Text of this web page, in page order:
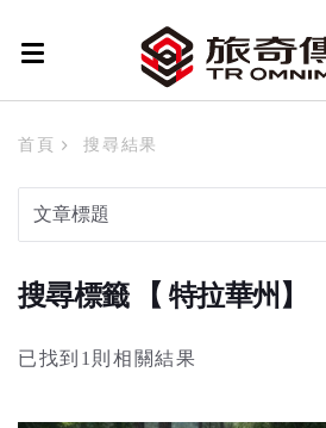
首頁 搜尋結果
搜尋標籤 【 特拉華州】
已找到1則相關結果